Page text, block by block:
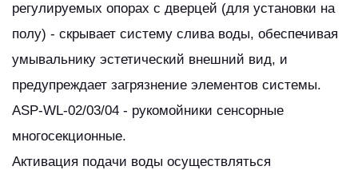
регулируемых опорах с дверцей (для установки на
полу) - скрывает систему слива воды, обеспечивая
умывальнику эстетический внешний вид, и
предупреждает загрязнение элементов системы.
ASP-WL-02/03/04 - рукомойники сенсорные
многосекционные.
Активация подачи воды осуществляться